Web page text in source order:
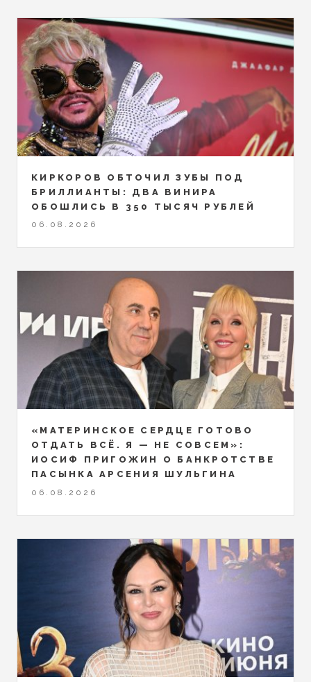
КИРКОРОВ ОБТОЧИЛ ЗУБЫ ПОД
БРИЛЛИАНТЫ: ДВА ВИНИРА
ОБОШЛИСЬ В 350 ТЫСЯЧ РУБЛЕЙ
06.08.2026
«МАТЕРИНСКОЕ СЕРДЦЕ ГОТОВО
ОТДАТЬ ВСЁ. Я — НЕ СОВСЕМ»:
ИОСИФ ПРИГОЖИН О БАНКРОТСТВЕ
ПАСЫНКА АРСЕНИЯ ШУЛЬГИНА
06.08.2026